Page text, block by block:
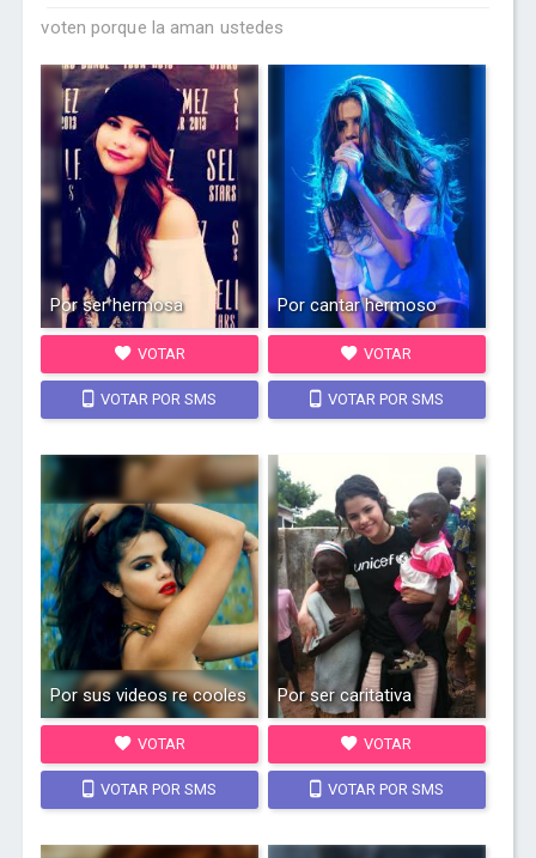
voten porque la aman ustedes
Por ser hermosa
VOTAR
VOTAR POR SMS
Por cantar hermoso
VOTAR
VOTAR POR SMS
Por sus videos re cooles
VOTAR
VOTAR POR SMS
Por ser caritativa
VOTAR
VOTAR POR SMS